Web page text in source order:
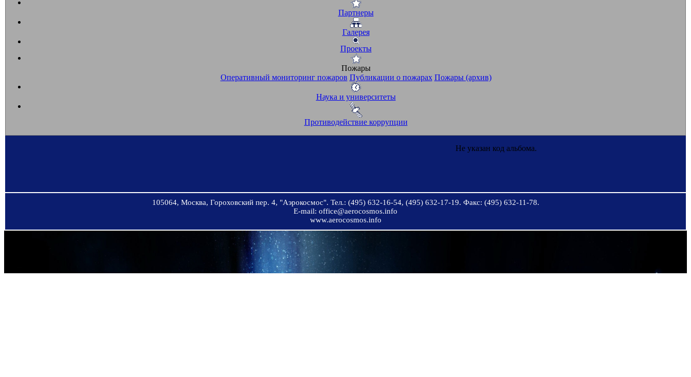
Партнеры
Галерея
Проекты
Пожары
Оперативный мониторинг пожаров Публикации о пожарах Пожары (архив)
Наука и университеты
Противодействие коррупции
Не указан код альбома.
105064, Москва, Гороховский пер. 4, "Аэрокосмос". Тел.: (495) 632-16-54, (495) 632-17-19. Факс: (495) 632-11-78.
E-mail: office@aerocosmos.info
www.aerocosmos.info